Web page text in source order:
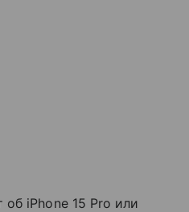
об iPhone 15 Pro или